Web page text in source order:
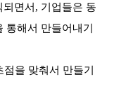
면서, 기업들은 동
통해서 만들어내기
점을 맞춰서 만들기